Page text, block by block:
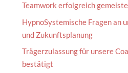
Teamwork erfolgreich
HypnoSystemische Fragen an
und Zukunftsplanung
Trägerzulassung für unsere
bestätigt